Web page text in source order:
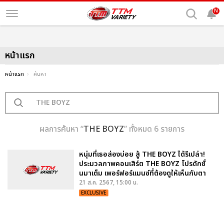
N
หน้าแรก
หน้าแรก ค้นหา
ผลการค้นหา “THE BOYZ” ทั้งหมด 6 รายการ
หนุ่มที่เธอส่องบ่อย สู้ THE BOYZ ได้รึเปล่า!
ประมวลภาพคอนเสิร์ต THE BOYZ โปรดักชั่
นมาเต็ม เพอร์ฟอร์แมนซ์ที่ต้องดูให้เห็นกับตา
21 ส.ค. 2567, 15:00 น.
EXCLUSIVE